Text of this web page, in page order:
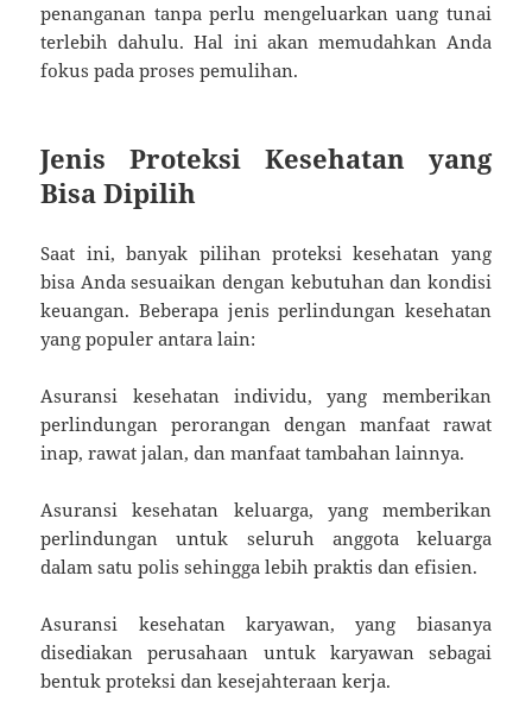
penanganan tanpa perlu mengeluarkan uang tunai
terlebih dahulu. Hal ini akan memudahkan Anda
fokus pada proses pemulihan.
Jenis Proteksi Kesehatan yang
Bisa Dipilih
Saat ini, banyak pilihan proteksi kesehatan yang
bisa Anda sesuaikan dengan kebutuhan dan kondisi
keuangan. Beberapa jenis perlindungan kesehatan
yang populer antara lain:
Asuransi kesehatan individu, yang memberikan
perlindungan perorangan dengan manfaat rawat
inap, rawat jalan, dan manfaat tambahan lainnya.
Asuransi kesehatan keluarga, yang memberikan
perlindungan untuk seluruh anggota keluarga
dalam satu polis sehingga lebih praktis dan efisien.
Asuransi kesehatan karyawan, yang biasanya
disediakan perusahaan untuk karyawan sebagai
bentuk proteksi dan kesejahteraan kerja.